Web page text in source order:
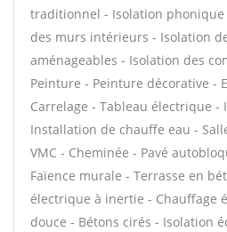
traditionnel - Isolation
des murs intérieurs - Isolation
aménageables - Isolation des
Peinture - Peinture décorative -
Carrelage - Tableau électrique
Installation de chauffe eau -
VMC - Cheminée - Pavé
Faïence murale - Terrasse en
électrique à inertie - Chauffage
douce - Bétons cirés - Isolation